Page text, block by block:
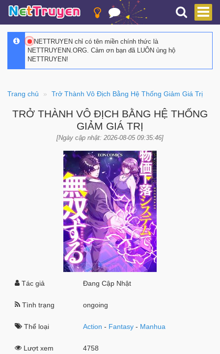
NETTRUYEN chỉ có tên miền chính thức là
NETTRUYENN.ORG. Cảm ơn bạn đã LUÔN ủng hộ
NETTRUYEN!
Trang chủ Trở Thành Vô Địch Bằng Hệ Thống Giảm Giá Trị
TRỞ THÀNH VÔ ĐỊCH BẰNG HỆ THỐNG
GIẢM GIÁ TRỊ
[Ngày cập nhật: 2026-08-05 09:35:46]
Tác giả Đang Cập Nhật
Tình trạng ongoing
Thể loại Action - Fantasy - Manhua
Lượt xem 4758